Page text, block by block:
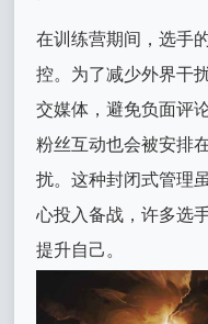
在训练营期间，选手
控。为了减少外界干
交媒体，避免负面评
粉丝互动也会被安排
扰。这种封闭式管理
心投入备战，许多选
提升自己。